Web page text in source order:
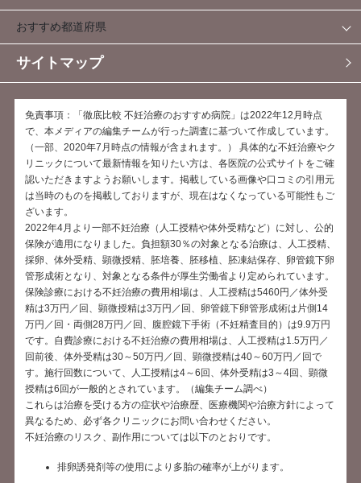
おすすめ都道府県
サイトマップ
免責事項：「徹底比較 不妊治療のおすすめ病院」は2022年12月時点
で、本メディアの編集チームが行った調査に基づいて作成しています。
（一部、2020年7月時点の情報が含まれます。） 具体的な不妊治療やク
リニックについて最新情報を知りたい方は、各医院の公式サイトをご確
認いただきますようお願いします。掲載している画像や口コミの引用元
は当時のものを掲載しておりますが、現在はなくなっている可能性もご
ざいます。
2022年4月より一部不妊治療（人工授精や体外受精など）に対し、公的
保険が適用になりました。負担額30％の対象となる治療は、人工授精、
採卵、体外受精、顕微授精、胚培養、胚移植、胚凍結保存、卵管鏡下卵
管形成術となり、対象となる条件が厚生労働省より定められています。
保険診療における不妊治療の費用相場は、人工授精は5460円／体外受
精は3万円／回、顕微授精は3万円／回、卵管鏡下卵管形成術は片側14
万円／回・両側28万円／回、腹腔鏡下手術（不妊精査目的）は9.9万円
です。自費診療における不妊治療の費用相場は、人工授精は1.5万円／
回前後、体外受精は30～50万円／回、顕微授精は40～60万円／回で
す。施行回数について、人工授精は4～6回、体外受精は3～4回、顕微
授精は6回が一般的とされています。（編集チーム調べ）
これらは治療を受ける方の症状や治療歴、医療機関や治療方針によって
異なるため、必ず各クリニックにお問い合わせください。
不妊治療のリスク、副作用については以下のとおりです。
排卵誘発剤等の使用により多胎の確率が上がります。